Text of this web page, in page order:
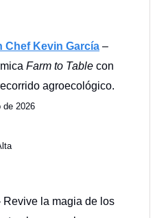
Chef Kevin García –
Farm to Table con
agroecológico.
de 2026
Revive la magia de los